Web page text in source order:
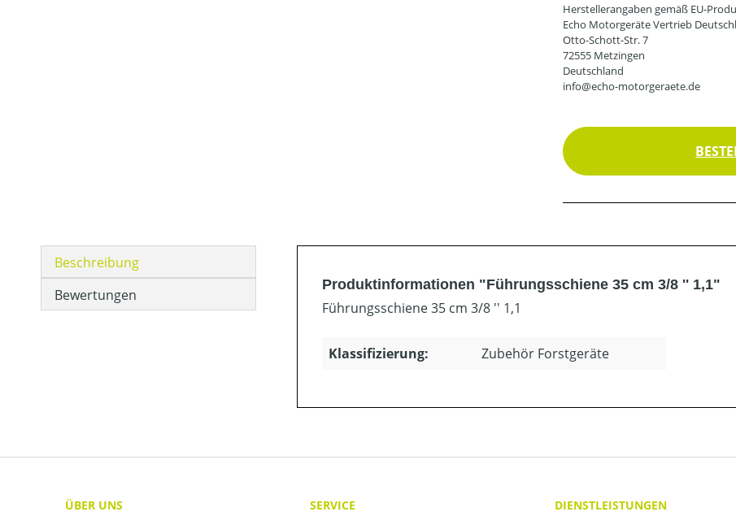
Herstellerangaben gemäß EU-
Echo Motorgeräte Vertrieb
Otto-Schott-Str. 7
72555 Metzingen
Deutschland
info@echo-motorgeraete.de
Beschreibung
Bewertungen
Produktinformationen "Führungsschiene 35 cm 3/8 '' 1,1"
Führungsschiene 35 cm 3/8 '' 1,1
Klassifizierung: Zubehör Forstgeräte
ÜBER UNS
SERVICE
DIENSTLEISTUNGEN